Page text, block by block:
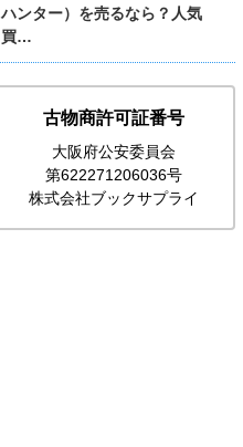
ハンター）を売るなら？人気
買…
古物商許可証番号
大阪府公安委員会
第622271206036号
株式会社ブックサプライ